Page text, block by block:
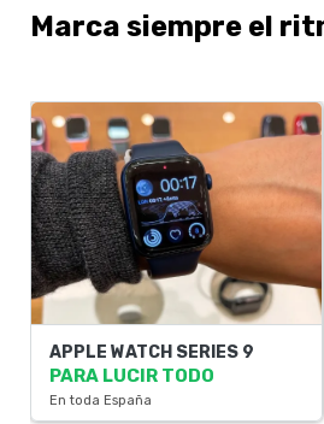
Marca siempre el
APPLE WATCH SERIES 9
PARA LUCIR TODO
En toda España